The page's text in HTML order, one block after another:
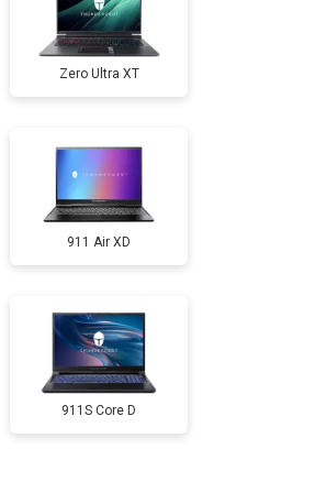
Заказать
Заказать
Заказать
Заказать
Заказать
Zero Ultra XT
911 Air XD
911S Core D